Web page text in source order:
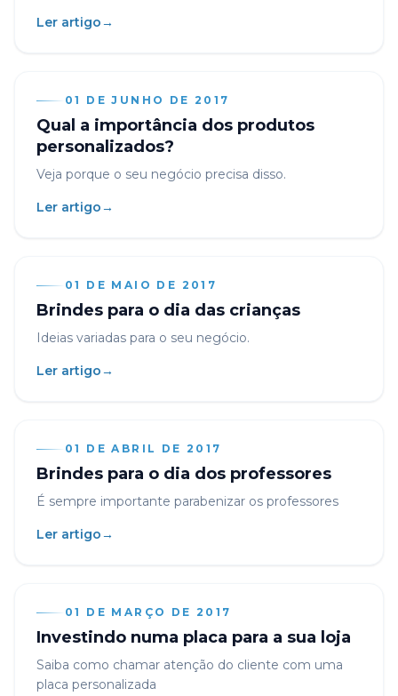
Ler artigo→
01 DE JUNHO DE 2017
Qual a importância dos produtos
personalizados?
Veja porque o seu negócio precisa disso.
Ler artigo→
01 DE MAIO DE 2017
Brindes para o dia das crianças
Ideias variadas para o seu negócio.
Ler artigo→
01 DE ABRIL DE 2017
Brindes para o dia dos professores
É sempre importante parabenizar os professores
Ler artigo→
01 DE MARÇO DE 2017
Investindo numa placa para a sua loja
Saiba como chamar atenção do cliente com uma
placa personalizada